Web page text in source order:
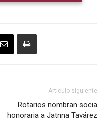
Artículo siguiente
Rotarios nombran socia
honoraria a Jatnna Tavárez